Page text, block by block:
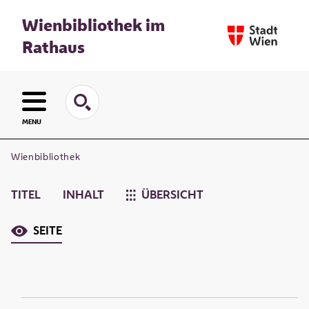
Wienbibliothek im
Rathaus
MENU
Wienbibliothek
TITEL INHALT ÜBERSICHT
SEITE